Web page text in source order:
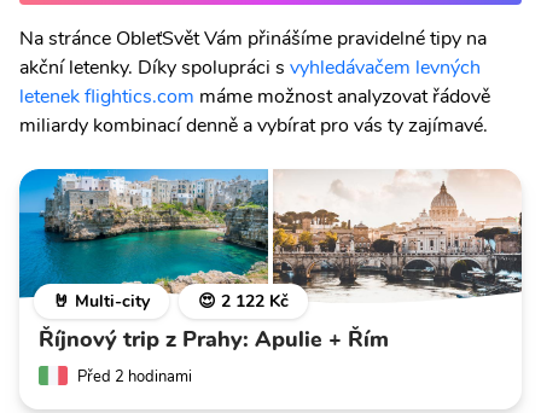
Na stránce ObleťSvět Vám přinášíme pravidelné tipy na
akční letenky. Díky spolupráci s vyhledávačem levných
letenek flightics.com máme možnost analyzovat řádově
miliardy kombinací denně a vybírat pro vás ty zajímavé.
🤘 Multi-city 😍 2 122 Kč
Říjnový trip z Prahy: Apulie + Řím
Před 2 hodinami